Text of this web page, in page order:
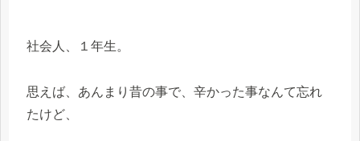
社会人、１年生。
思えば、あんまり昔の事で、辛かった事なんて忘れ
たけど、